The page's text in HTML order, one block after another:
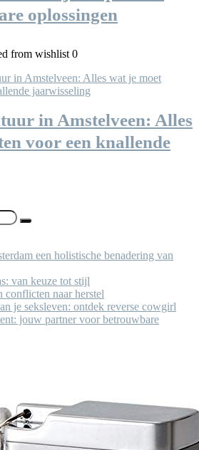
oplossingen
from wishlist 0
in Amstelveen: Alles
voor een knallende
een holistische benadering van
van keuze tot stijl
conflicten naar herstel
je seksleven: ontdek reverse cowgirl
jouw partner voor betrouwbare